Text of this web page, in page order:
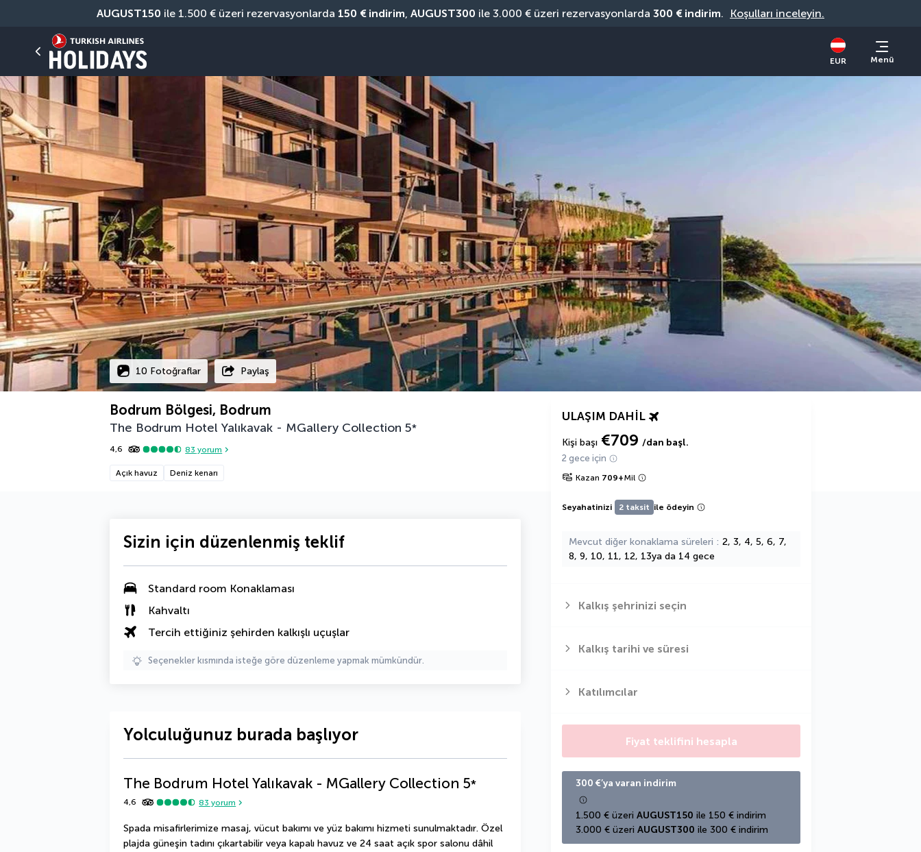
AUGUST150 ile 1.500 € üzeri rezervasyonlarda 150 € indirim, AUGUST300 ile 3.000 € üzeri rezervasyonlarda 300 € indirim. Koşulları inceleyin.
EUR Menü
10 Fotoğraflar Paylaş
Bodrum Bölgesi, Bodrum
The Bodrum Hotel Yalıkavak - MGallery Collection 5*
4,6 83 yorum
Açık havuz Deniz kenarı
ULAŞIM DAHIL
Kişi başı €709 /dan başl.
2 gece için
Kazan 709+Mil
Seyahatinizi 2 taksit ile ödeyin
Mevcut diğer konaklama süreleri
2, 3, 4, 5, 6, 7,
8, 9, 10, 11, 12, 13ya da 14 gece
Kalkış şehrinizi seçin
Kalkış tarihi ve süresi
Katılımcılar
Fiyat teklifini hesapla
300 €’ya varan indirim
1.500 € üzeri AUGUST150 ile 150 € indirim
3.000 € üzeri AUGUST300 ile 300 € indirim
Sizin için düzenlenmiş teklif
Standard room Konaklaması
Kahvaltı
Tercih ettiğiniz şehirden kalkışlı uçuşlar
Seçenekler kısmında isteğe göre düzenleme yapmak mümkündür.
Yolculuğunuz burada başlıyor
The Bodrum Hotel Yalıkavak - MGallery Collection 5*
4,6 83 yorum
Spada misafirlerimize masaj, vücut bakımı ve yüz bakımı hizmeti sunulmaktadır. Özel
plajda güneşin tadını çıkartabilir veya kapalı havuz ve 24 saat açık spor salonu dâhil